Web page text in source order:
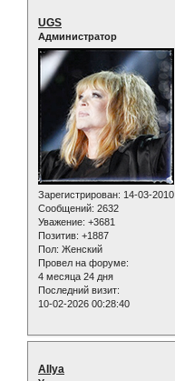
UGS
Администратор
Зарегистрирован: 14-03-2010
Сообщений: 2632
Уважение: +3681
Позитив: +1887
Пол: Женский
Провел на форуме:
4 месяца 24 дня
Последний визит:
10-02-2026 00:28:40
AIlya